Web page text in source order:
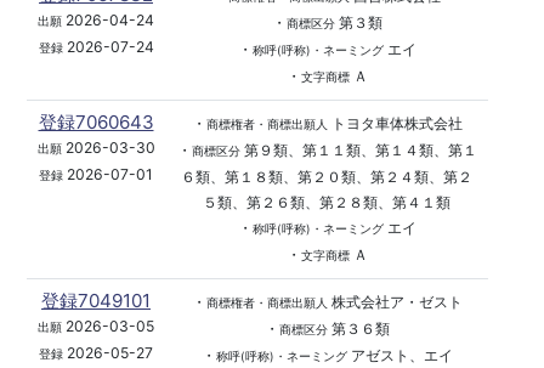
出願 2026-04-24
登録2026-07-24
・ 商標区分第３類
・ 称呼(呼称)・ネーミングエイ
・ 文字商標Ａ
登録7060643
出願2026-03-30
登録 2026-07-01
・ 商標権者・商標出願人
トヨタ車体株式会社
・ 商標区分第９類、第１１類、第１４類、第１
６類、第１８類、第２０類、第２４類、第２
５類、第２６類、第２８類、第４１類
・ 称呼(呼称)・ネーミングエイ
・ 文字商標Ａ
登録7049101
出願 2026-03-05
登録 2026-05-27
・ 商標権者・商標出願人 株式会社ア・ゼスト
・ 商標区分第３６類
・ 称呼(呼称)・ネーミングアゼスト、エイ